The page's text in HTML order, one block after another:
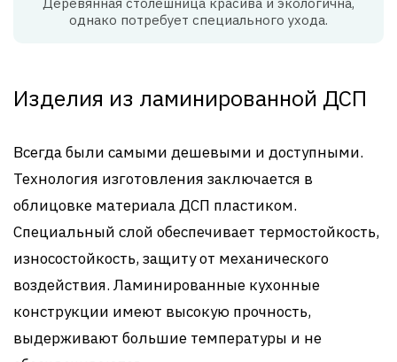
однако потребует специального ухода.
Изделия из ламинированной ДСП
Всегда были самыми дешевыми и доступными.
Технология изготовления заключается в
облицовке материала ДСП пластиком.
Специальный слой обеспечивает термостойкость,
износостойкость, защиту от механического
воздействия. Ламинированные кухонные
конструкции имеют высокую прочность,
выдерживают большие температуры и не